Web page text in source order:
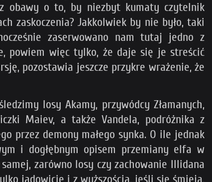
obawy o to, by niezbyt kumaty czytelnik
zaskoczenia? Jakkolwiek by nie było, taki
zaserwowano nam tutaj jedno z
powiem więc tylko, że daje się je streścić
pozostawia jeszcze przykre wrażenie, że
losy Akamy, przywódcy Złamanych,
Maiev, a także Vandela, podróżnika z
przez demony małego synka. O ile jednak
i dogłębnym opisem przemiany elfa w
zarówno losy czy zachowanie Illidana